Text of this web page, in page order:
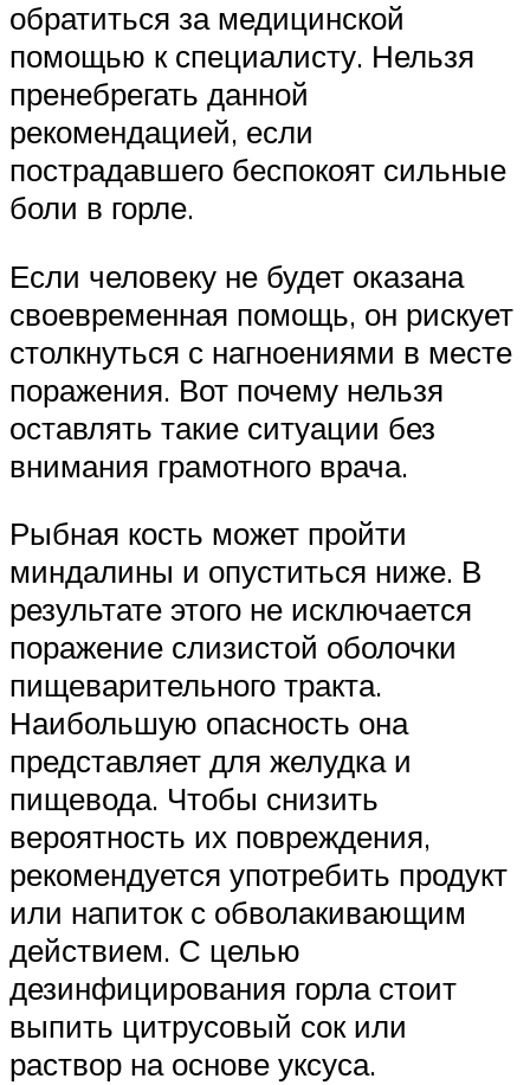
обратиться за медицинской
помощью к специалисту. Нельзя
пренебрегать данной
рекомендацией, если
пострадавшего беспокоят сильные
боли в горле.
Если человеку не будет оказана
своевременная помощь, он рискует
столкнуться с нагноениями в месте
поражения. Вот почему нельзя
оставлять такие ситуации без
внимания грамотного врача.
Рыбная кость может пройти
миндалины и опуститься ниже. В
результате этого не исключается
поражение слизистой оболочки
пищеварительного тракта.
Наибольшую опасность она
представляет для желудка и
пищевода. Чтобы снизить
вероятность их повреждения,
рекомендуется употребить продукт
или напиток с обволакивающим
действием. С целью
дезинфицирования горла стоит
выпить цитрусовый сок или
раствор на основе уксуса.